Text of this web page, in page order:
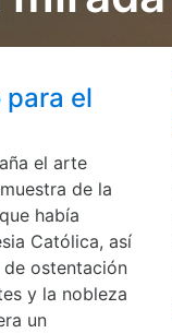
para el
el arte
de la
había
Católica, así
ostentación
y la nobleza
un